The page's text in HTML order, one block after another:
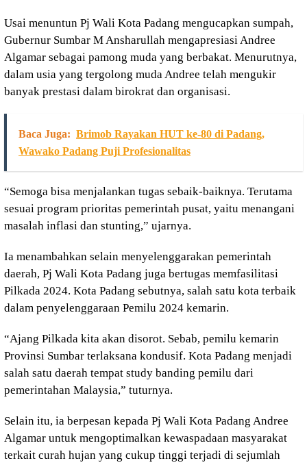
Usai menuntun Pj Wali Kota Padang mengucapkan sumpah,
Gubernur Sumbar M Ansharullah mengapresiasi Andree
Algamar sebagai pamong muda yang berbakat. Menurutnya,
dalam usia yang tergolong muda Andree telah mengukir
banyak prestasi dalam birokrat dan organisasi.
Baca Juga: Brimob Rayakan HUT ke-80 di Padang,
Wawako Padang Puji Profesionalitas
“Semoga bisa menjalankan tugas sebaik-baiknya. Terutama
sesuai program prioritas pemerintah pusat, yaitu menangani
masalah inflasi dan stunting,” ujarnya.
Ia menambahkan selain menyelenggarakan pemerintah
daerah, Pj Wali Kota Padang juga bertugas memfasilitasi
Pilkada 2024. Kota Padang sebutnya, salah satu kota terbaik
dalam penyelenggaraan Pemilu 2024 kemarin.
“Ajang Pilkada kita akan disorot. Sebab, pemilu kemarin
Provinsi Sumbar terlaksana kondusif. Kota Padang menjadi
salah satu daerah tempat study banding pemilu dari
pemerintahan Malaysia,” tuturnya.
Selain itu, ia berpesan kepada Pj Wali Kota Padang Andree
Algamar untuk mengoptimalkan kewaspadaan masyarakat
terkait curah hujan yang cukup tinggi terjadi di sejumlah